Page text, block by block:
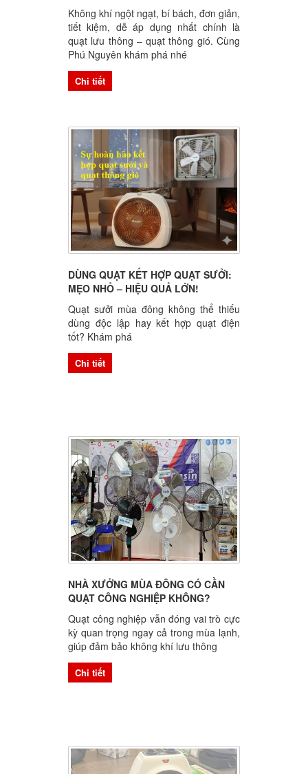
Không khí ngột ngạt, bí bách, đơn giản,
tiết kiệm, dễ áp dụng nhất chính là
quạt lưu thông – quạt thông gió. Cùng
Phú Nguyên khám phá nhé
Chi tiết
DÙNG QUẠT KẾT HỢP QUẠT SƯỞI:
MẸO NHỎ – HIỆU QUẢ LỚN!
Quạt sưởi mùa đông không thể thiếu
dùng độc lập hay kết hợp quạt điện
tốt? Khám phá
Chi tiết
NHÀ XƯỞNG MÙA ĐÔNG CÓ CẦN
QUẠT CÔNG NGHIỆP KHÔNG?
Quạt công nghiệp vẫn đóng vai trò cực
kỳ quan trọng ngay cả trong mùa lạnh,
giúp đảm bảo không khí lưu thông
Chi tiết